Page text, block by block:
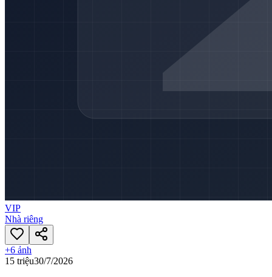
VIP
Nhà riêng
+6 ảnh
15 triệu30/7/2026